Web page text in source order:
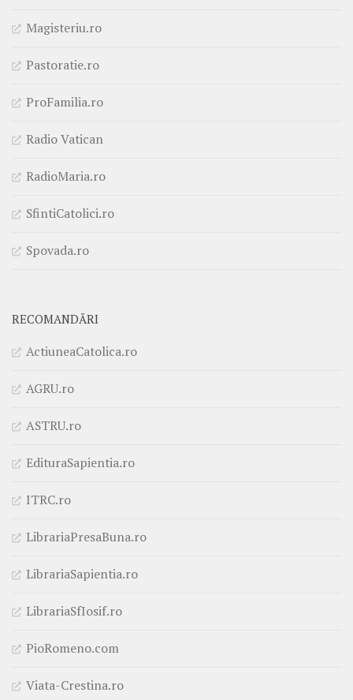
Magisteriu.ro
Pastoratie.ro
ProFamilia.ro
Radio Vatican
RadioMaria.ro
SfintiCatolici.ro
Spovada.ro
RECOMANDĂRI
ActiuneaCatolica.ro
AGRU.ro
ASTRU.ro
EdituraSapientia.ro
ITRC.ro
LibrariaPresaBuna.ro
LibrariaSapientia.ro
LibrariaSfIosif.ro
PioRomeno.com
Viata-Crestina.ro